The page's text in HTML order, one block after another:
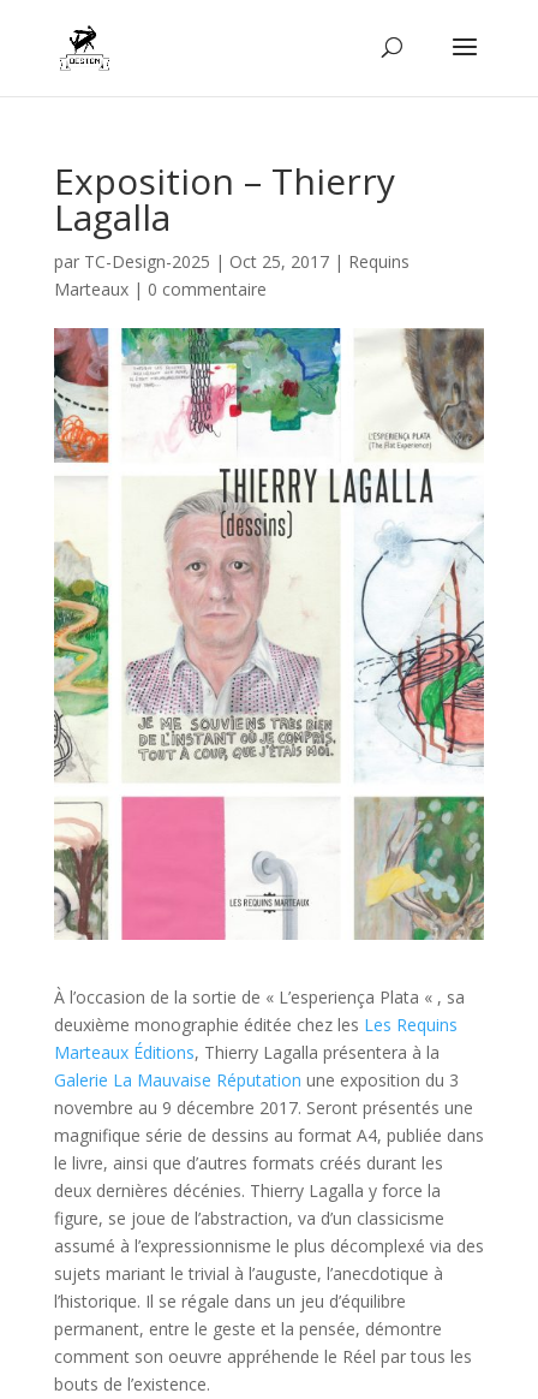
Exposition – Thierry
Lagalla
par TC-Design-2025 | Oct 25, 2017| Requins
Marteaux| 0 commentaire
À l’occasion de la sortie de « L’esperiença Plata « , sa
deuxième monographie éditée chez les Les Requins
Marteaux Éditions, Thierry Lagalla présentera à la
Galerie La Mauvaise Réputation une exposition du 3
novembre au 9 décembre 2017. Seront présentés une
magnifique série de dessins au format A4, publiée dans
le livre, ainsi que d’autres formats créés durant les
deux dernières décénies. Thierry Lagalla y force la
figure, se joue de l’abstraction, va d’un classicisme
assumé à l’expressionnisme le plus décomplexé via des
sujets mariant le trivial à l’auguste, l’anecdotique à
l’historique. Il se régale dans un jeu d’équilibre
permanent, entre le geste et la pensée, démontre
comment son oeuvre appréhende le Réel par tous les
bouts de l’existence.